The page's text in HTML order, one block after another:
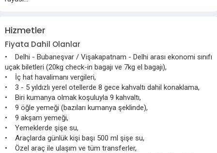
Hizmetler
Fiyata Dahil Olanlar
• Delhi - Bubaneşvar / Vişakapatnam - Delhi arası ekonomi sınıfı
uçak biletleri (20kg check-in bagajı ve 7kg el bagajı),
• İç hat havalimanı vergileri,
• 3 - 5 yıldızlı yerel otellerde 8 gece kahvaltı dahil konaklama,
• Biri kumanya olmak koşuluyla 9 kahvaltı,
• 9 öğle yemeği (bazıları kumanya şeklinde),
• 9 akşam yemeği,
• Yemeklerde şişe su,
• Araçlarda günlük kişi başı 500 ml şişe su,
• Özel araç ile ulaşım ve tüm transferler,